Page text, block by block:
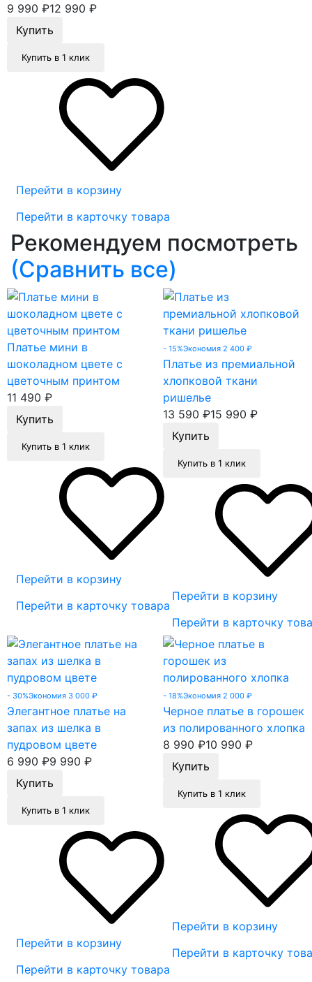
9 990 ₽12 990 ₽
Купить в 1 клик
Перейти в корзину
Перейти в карточку товара
Рекомендуем посмотреть
(Сравнить все)
Платье мини в
шоколадном цвете с
цветочным принтом
11 490 ₽
Купить в 1 клик
Перейти в корзину
Перейти в карточку товара
- 15%Экономия 2 400 ₽
Платье из премиальной
хлопковой ткани
ришелье
13 590 ₽15 990 ₽
Купить в 1 клик
Перейти в корзину
Перейти в карточку
- 30%Экономия 3 000 ₽
Элегантное платье на
запах из шелка в
пудровом цвете
6 990 ₽9 990 ₽
Купить в 1 клик
Перейти в корзину
Перейти в карточку товара
- 18%Экономия 2 000 ₽
Черное платье в горошек
из полированного хлопка
8 990 ₽10 990 ₽
Купить в 1 клик
Перейти в корзину
Перейти в карточку